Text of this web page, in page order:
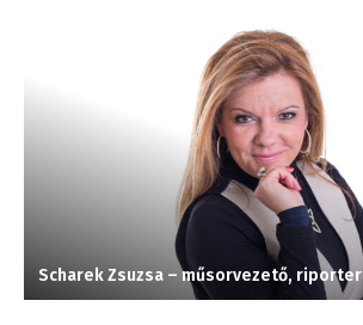
Scharek Zsuzsa – műsorvezető, riporter